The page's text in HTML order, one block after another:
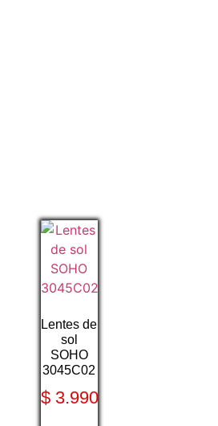
Lentes de
sol
SOHO
3045C02
$3.990